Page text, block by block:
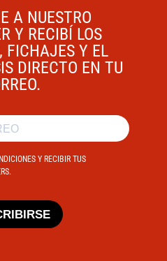
A NUESTRO
Y RECIBÍ LOS
FICHAJES Y EL
DIRECTO EN TU
Y RECIBIR TUS